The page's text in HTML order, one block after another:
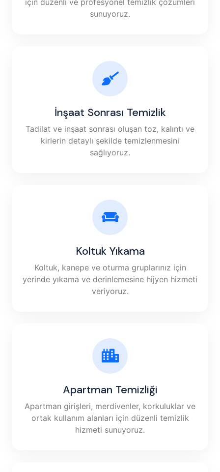
için düzenli ve profesyonel temizlik çözümleri
sunuyoruz.
İnşaat Sonrası Temizlik
Tadilat ve inşaat sonrası oluşan toz, kalıntı ve
kirlerin detaylı şekilde temizlenmesini
sağlıyoruz.
Koltuk Yıkama
Koltuk, kanepe ve oturma gruplarınız için
yerinde yıkama ve derinlemesine hijyen hizmeti
veriyoruz.
Apartman Temizliği
Apartman girişleri, merdivenler, korkuluklar ve
ortak kullanım alanları için düzenli temizlik
hizmeti sunuyoruz.